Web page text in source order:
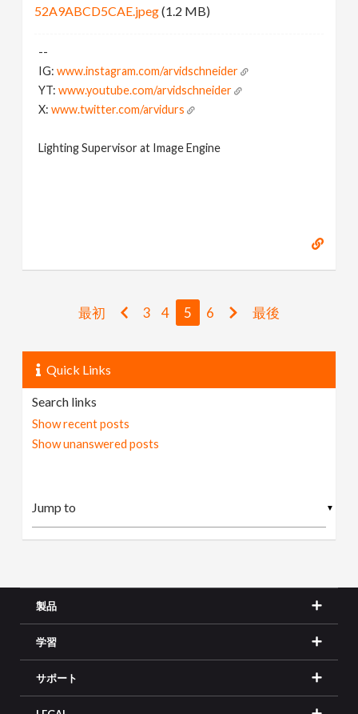
52A9ABCD5CAE.jpeg(1.2 MB)
--
IG:www.instagram.com/arvidschneider
YT:www.youtube.com/arvidschneider
X:www.twitter.com/arvidurs
Lighting Supervisor at Image Engine
最初 3 4 5 6 最後
Quick Links
Search links
Show recent posts
Show unanswered posts
▼
製品
学習
サポート